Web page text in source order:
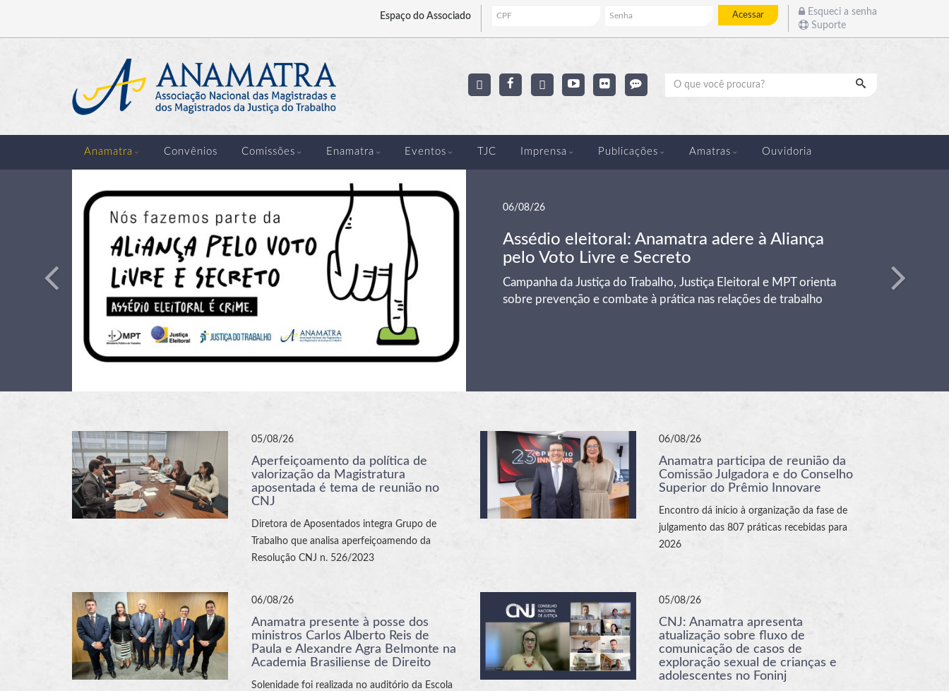
Espaço do Associado Acessar
Esqueci a senha
Suporte
Pesquisar
Anamatra Convênios Comissões Enamatra Eventos TJC Imprensa Publicações Amatras Ouvidoria
06/08/26
Assédio eleitoral: Anamatra adere à Aliança
pelo Voto Livre e Secreto
Campanha da Justiça do Trabalho, Justiça Eleitoral e MPT orienta
sobre prevenção e combate à prática nas relações de trabalho
Anterior
05/08/26
Aperfeiçoamento da política de
valorização da Magistratura
aposentada é tema de reunião no
CNJ
Diretora de Aposentados integra Grupo de
Trabalho que analisa aperfeiçoamendo da
Resolução CNJ n. 526/2023
06/08/26
Anamatra participa de reunião da
Comissão Julgadora e do Conselho
Superior do Prêmio Innovare
Encontro dá início à organização da fase de
julgamento das 807 práticas recebidas para
2026
06/08/26
Anamatra presente à posse dos
ministros Carlos Alberto Reis de
Paula e Alexandre Agra Belmonte na
Academia Brasiliense de Direito
Solenidade foi realizada no auditório da Escola
05/08/26
CNJ: Anamatra apresenta
atualização sobre fluxo de
comunicação de casos de
exploração sexual de crianças e
adolescentes no Foninj